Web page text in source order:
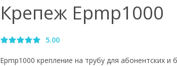
Крепеж Epmp1000
5.00
Epmp1000 крепление на трубу для абонентских и